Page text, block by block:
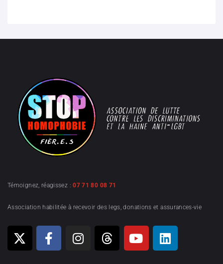
Témoignez, réagissez :07 71 80 08 71
Association habilitée à recevoir des legs, donations et assurances-vie